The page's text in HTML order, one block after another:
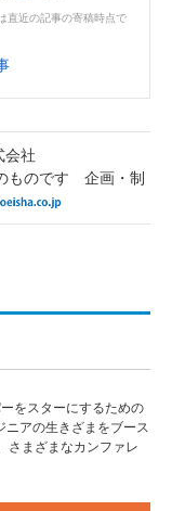
直近の記事の寄稿時点で
会社
ものです 企画・制
をスターにするための
アの生きざまをブース
さまざまなカンファレ